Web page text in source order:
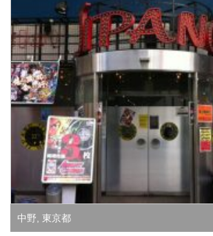
中野, 東京都